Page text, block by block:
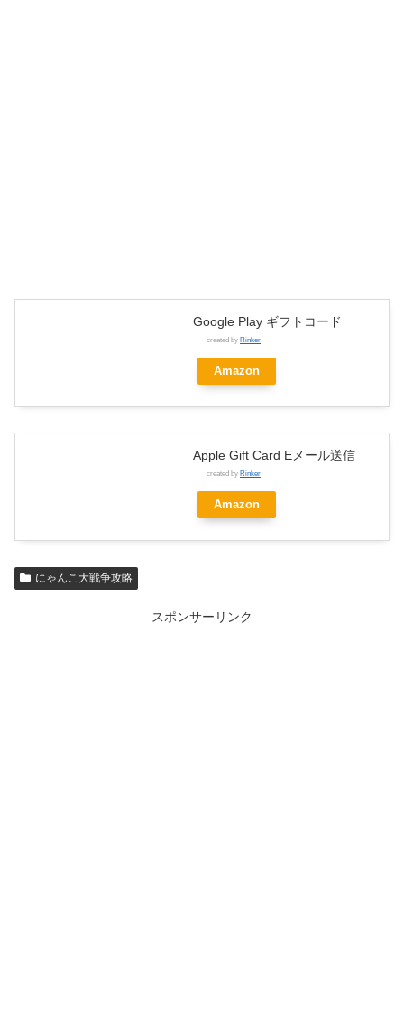
Google Play ギフトコード
created by Rinker
Amazon
Apple Gift Card Eメール送信
created by Rinker
Amazon
にゃんこ大戦争攻略
スポンサーリンク